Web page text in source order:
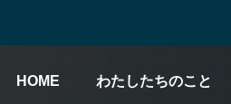
HOME わたしたちのこと